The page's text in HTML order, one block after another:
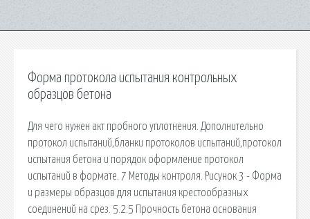
Форма протокола испытания контрольных
образцов бетона
Для чего нужен акт пробного уплотнения. Дополнительно
протокол испытаний,бланки протоколов испытаний,протокол
испытания бетона и порядок оформление протокол
испытаний в формате. 7 Методы контроля. Рисунок 3 - Форма
и размеры образцов для испытания крестообразных
соединений на срез. 5.2.5 Прочность бетона основания